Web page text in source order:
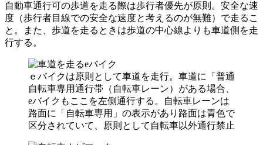
自動車通行可の歩道を走る際は歩行者優先が原則。安全な速
度（歩行者目線での安全な速度と考えるのが無難）で走るこ
と。また、歩道を走るときは歩道の中心線よりも車道側を走
行する。
ｅバイクは原則として車道を走行。車道に「普通
自転車専用通行帯（自転車レーン）がある場合、
eバイクもここを左側通行する。自転車レーンは
路面に「自転車専用」の表示があり路面は青色で
区分されていて、原則として自転車以外通行禁止